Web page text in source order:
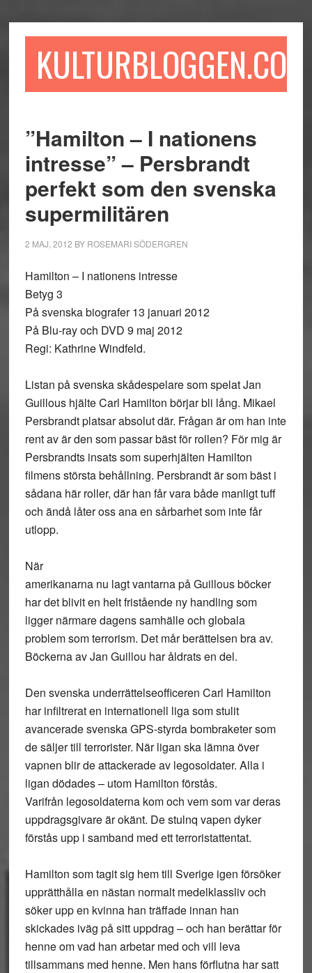
till
till
sidofältet
till
KULTURBLOGGEN.COM
”Hamilton – I nationens
intresse” – Persbrandt
perfekt som den svenska
supermilitären
2 MAJ, 2012 BY ROSEMARI SÖDERGREN
Hamilton – I nationens intresse
Betyg 3
På svenska biografer 13 januari 2012
På Blu-ray och DVD 9 maj 2012
Regi: Kathrine Windfeld.
Listan på svenska skådespelare som spelat Jan
Guillous hjälte Carl Hamilton börjar bli lång. Mikael
Persbrandt platsar absolut där. Frågan är om han inte
rent av är den som passar bäst för rollen? För mig är
Persbrandts insats som superhjälten Hamilton
filmens största behållning. Persbrandt är som bäst i
sådana här roller, där han får vara både manligt tuff
och ändå låter oss ana en sårbarhet som inte får
utlopp.
När
amerikanarna nu lagt vantarna på Guillous böcker
har det blivit en helt fristående ny handling som
ligger närmare dagens samhälle och globala
problem som terrorism. Det mår berättelsen bra av.
Böckerna av Jan Guillou har åldrats en del.
Den svenska underrättelseofficeren Carl Hamilton
har infiltrerat en internationell liga som stulit
avancerade svenska GPS-styrda bombraketer som
de säljer till terrorister. När ligan ska lämna över
vapnen blir de attackerade av legosoldater. Alla i
ligan dödades – utom Hamilton förstås.
Varifrån legosoldaterna kom och vem som var deras
uppdragsgivare är okänt. De stulnq vapen dyker
förstås upp i samband med ett terroristattentat.
Hamilton som tagit sig hem till Sverige igen försöker
upprätthålla en nästan normalt medelklassliv och
söker upp en kvinna han träffade innan han
skickades iväg på sitt uppdrag – och han berättar för
henne om vad han arbetar med och vill leva
tillsammans med henne. Men hans förflutna har satt